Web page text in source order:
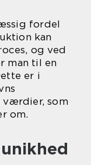
fordel
kan
og ved
man til en
er i
som
om.